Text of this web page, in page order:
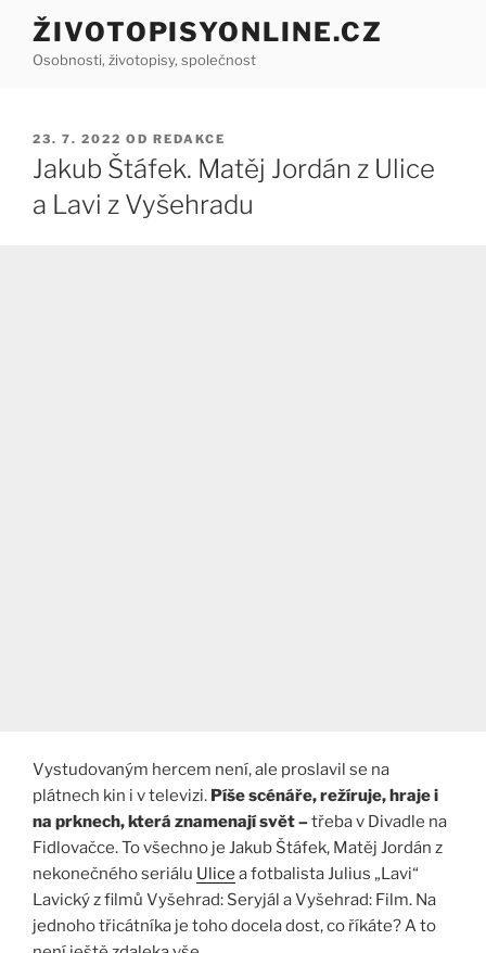
Přejít
obsahu
ŽIVOTOPISYONLINE.CZ
Osobnosti, životopisy, společnost
PUBLIKOVÁNO
23. 7. 2022 OD REDAKCE
Jakub Štáfek. Matěj Jordán z Ulice
a Lavi z Vyšehradu
Vystudovaným hercem není, ale proslavil se na
plátnech kin i v televizi. Píše scénáře, režíruje, hraje i
na prknech, která znamenají svět –třeba v Divadle na
Fidlovačce. To všechno je Jakub Štáfek, Matěj Jordán z
nekonečného seriálu Ulice a fotbalista Julius „Lavi“
Lavický z filmů Vyšehrad: Seryjál a Vyšehrad: Film. Na
jednoho třicátníka je toho docela dost, co říkáte? A to